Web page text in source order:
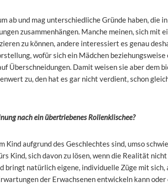
ab und mag unterschiedliche Gründe haben, die
zusammenhängen. Manche meinen, sich mit
zu können, andere interessiert es genau
wofür sich ein Mädchen beziehungsweise
Überschneidungen. Damit weisen sie aber dem
zu, den hat es gar nicht verdient, schon
nach ein übertriebenes Rollenklischee?
Kind aufgrund des Geschlechtes sind, umso
Kind, sich davon zu lösen, wenn die Realität
bringt natürlich eigene, individuelle Züge mit sich,
der Erwachsenen entwickeln kann oder